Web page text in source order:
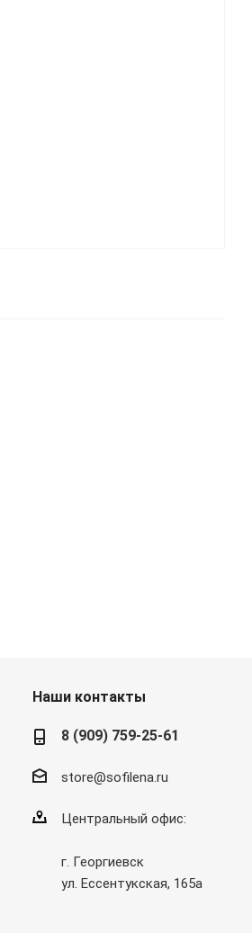
Наши контакты
8 (909) 759-25-61
store@sofilena.ru
Центральный офис:
г. Георгиевск
ул. Ессентукская, 165а